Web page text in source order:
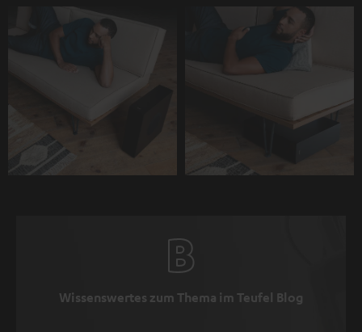
Wissenswertes zum Thema im Teufel Blog